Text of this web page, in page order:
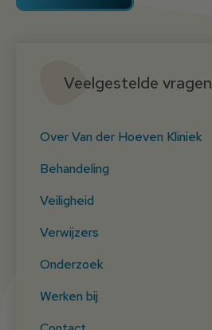
Veelgestelde vragen
Over Van der Hoeven Kliniek
Behandeling
Veiligheid
Verwijzers
Onderzoek
Werken bij